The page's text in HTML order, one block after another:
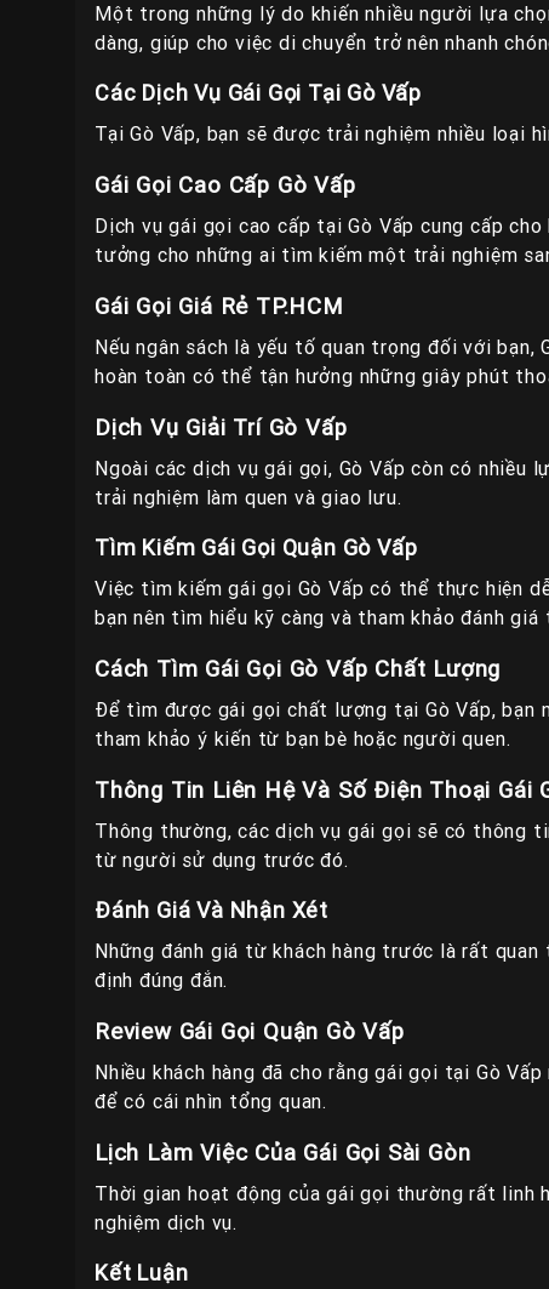
Một trong những lý do khiến nhiều người lựa
dàng, giúp cho việc di chuyển trở nên nhanh
Các Dịch Vụ Gái Gọi Tại Gò Vấp
Tại Gò Vấp, bạn sẽ được trải nghiệm nhiều loại
Gái Gọi Cao Cấp Gò Vấp
Dịch vụ gái gọi cao cấp tại Gò Vấp cung cấp
tưởng cho những ai tìm kiếm một trải nghiệm
Gái Gọi Giá Rẻ TP.HCM
Nếu ngân sách là yếu tố quan trọng đối với
hoàn toàn có thể tận hưởng những giây phút
Dịch Vụ Giải Trí Gò Vấp
Ngoài các dịch vụ gái gọi, Gò Vấp còn có nhiều
trải nghiệm làm quen và giao lưu.
Tìm Kiếm Gái Gọi Quận Gò Vấp
Việc tìm kiếm gái gọi Gò Vấp có thể thực hiện
bạn nên tìm hiểu kỹ càng và tham khảo đánh
Cách Tìm Gái Gọi Gò Vấp Chất Lượng
Để tìm được gái gọi chất lượng tại Gò Vấp, bạn
tham khảo ý kiến từ bạn bè hoặc người quen.
Thông Tin Liên Hệ Và Số Điện Thoại Gái
Thông thường, các dịch vụ gái gọi sẽ có thông
từ người sử dụng trước đó.
Đánh Giá Và Nhận Xét
Những đánh giá từ khách hàng trước là rất
định đúng đắn.
Review Gái Gọi Quận Gò Vấp
Nhiều khách hàng đã cho rằng gái gọi tại Gò
để có cái nhìn tổng quan.
Lịch Làm Việc Của Gái Gọi Sài Gòn
Thời gian hoạt động của gái gọi thường rất linh
nghiệm dịch vụ.
Kết Luận